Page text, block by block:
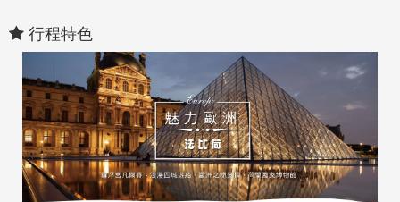
行程特色